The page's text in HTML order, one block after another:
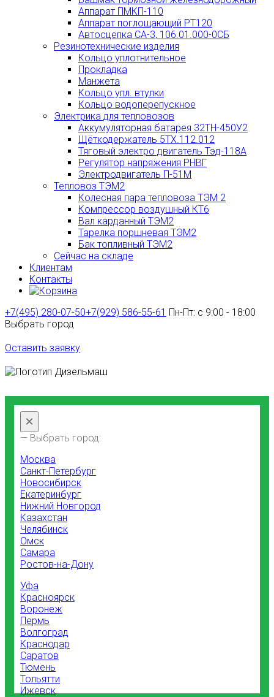
Аппарат ПМКП-110
Аппарат поглощающий РТ120
Автосцепка СА-3, 106.01.000-0СБ
Резинотехнические изделия
Кольцо уплотнительное
Прокладка
Манжета
Кольцо упл. втулки
Кольцо водоперепускное
Электрика для тепловозов
Аккумуляторная батарея 32ТН-450У2
Щёткодержатель 5ТХ.112.012
Тяговый электро двигатель Тэд-118А
Регулятор напряжения РНВГ
Электродвигатель П-51М
Тепловоз ТЭМ2
Колесная пара тепловоза ТЭМ 2
Компрессор воздушный КТ6
Вал карданный ТЭМ2
Тарелка поршневая ТЭМ2
Бак топливный ТЭМ2
Сейчас на складе
Клиентам
Контакты
+7(495) 280-07-50+7(929) 586-55-61 Пн-Пт: с 9:00 - 18:00
Выбрать город
Оставить заявку
×
— Выбрать город:
Москва
Санкт-Петербург
Новосибирск
Екатеринбург
Нижний Новгород
Казахстан
Челябинск
Омск
Самара
Ростов-на-Дону
Уфа
Красноярск
Воронеж
Пермь
Волгоград
Краснодар
Саратов
Тюмень
Тольятти
Ижевск